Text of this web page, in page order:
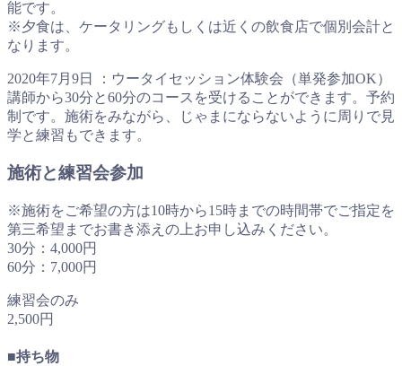
能です。
※夕食は、ケータリングもしくは近くの飲食店で個別会計と
なります。
2020年7月9日 ：ウータイセッション体験会（単発参加OK）
講師から30分と60分のコースを受けることができます。予約
制です。施術をみながら、じゃまにならないように周りで見
学と練習もできます。
施術と練習会参加
※施術をご希望の方は10時から15時までの時間帯でご指定を
第三希望までお書き添えの上お申し込みください。
30分：4,000円
60分：7,000円
練習会のみ
2,500円
■持ち物